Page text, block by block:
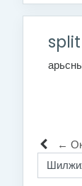
split
←